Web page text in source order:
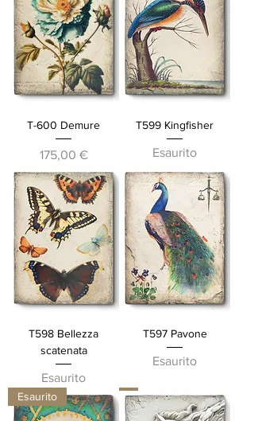
T-600 Demure
Prezzo
175,00 €
T599 Kingfisher
Esaurito
T598 Bellezza
scatenata
Esaurito
T597 Pavone
Esaurito
Esaurito